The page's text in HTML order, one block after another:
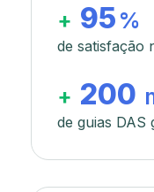
+ 95 %
de satisfação
+ 200
de guias DAS